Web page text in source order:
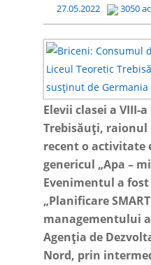
27.05.2022 3050
Elevii clasei a VIII-
Trebisăuți, raionul
recent o activitate
genericul „Apa –
Evenimentul a
„Planificare
managementului
Agenția de
Nord, prin